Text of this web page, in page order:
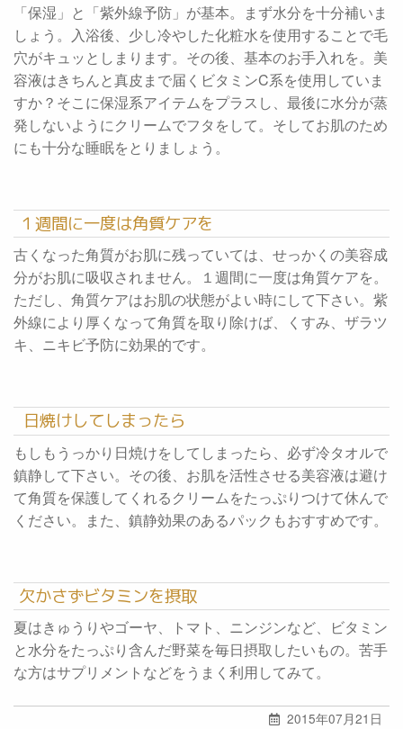
「保湿」と「紫外線予防」が基本。まず水分を十分補いま
しょう。入浴後、少し冷やした化粧水を使用することで毛
穴がキュッとしまります。その後、基本のお手入れを。美
容液はきちんと真皮まで届くビタミンC系を使用していま
すか？そこに保湿系アイテムをプラスし、最後に水分が蒸
発しないようにクリームでフタをして。そしてお肌のため
にも十分な睡眠をとりましょう。
１週間に一度は角質ケアを
古くなった角質がお肌に残っていては、せっかくの美容成
分がお肌に吸収されません。１週間に一度は角質ケアを。
ただし、角質ケアはお肌の状態がよい時にして下さい。紫
外線により厚くなって角質を取り除けば、くすみ、ザラツ
キ、ニキビ予防に効果的です。
日焼けしてしまったら
もしもうっかり日焼けをしてしまったら、必ず冷タオルで
鎮静して下さい。その後、お肌を活性させる美容液は避け
て角質を保護してくれるクリームをたっぷりつけて休んで
ください。また、鎮静効果のあるパックもおすすめです。
欠かさずビタミンを摂取
夏はきゅうりやゴーヤ、トマト、ニンジンなど、ビタミン
と水分をたっぷり含んだ野菜を毎日摂取したいもの。苦手
な方はサプリメントなどをうまく利用してみて。
2015年07月21日